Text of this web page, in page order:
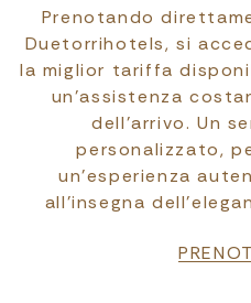
Prenotando
Duetorrihotels, si
la miglior tariffa
un’assistenza
dell’arrivo. Un
personalizzato,
un’esperienza
all’insegna